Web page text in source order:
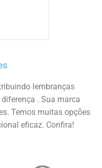
lembranças
. Sua marca
Temos muitas opções
eficaz. Confira!